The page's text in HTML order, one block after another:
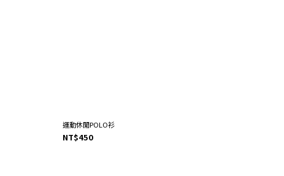
運動休閒POLO衫
NT$450